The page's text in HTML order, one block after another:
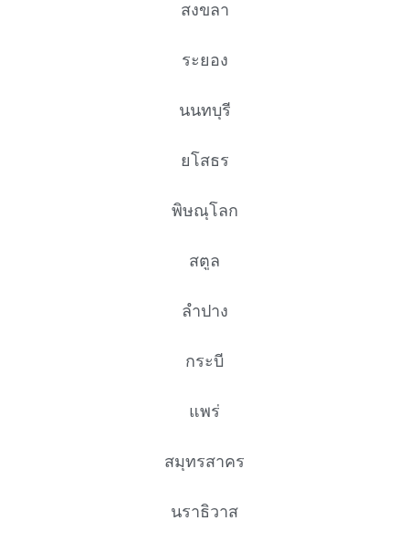
สงขลา
ระยอง
นนทบุรี
ยโสธร
พิษณุโลก
สตูล
ลำปาง
กระบี่
แพร่
สมุทรสาคร
นราธิวาส